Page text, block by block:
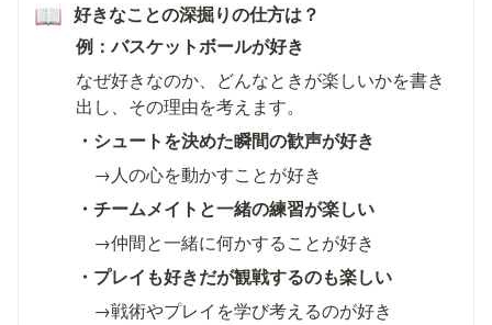
📖 好きなことの深掘りの仕方は？
例：バスケットボールが好き
なぜ好きなのか、どんなときが楽しいかを書き
出し、その理由を考えます。
・シュートを決めた瞬間の歓声が好き
→人の心を動かすことが好き
・チームメイトと一緒の練習が楽しい
→仲間と一緒に何かすることが好き
・プレイも好きだが観戦するのも楽しい
→戦術やプレイを学び考えるのが好き